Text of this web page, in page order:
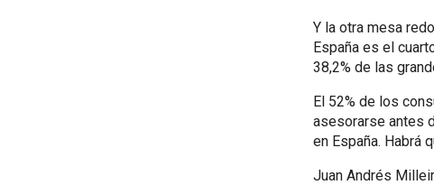
Y la otra mesa
España es el
38,2% de las
El 52% de los
asesorarse antes
en España. Habrá
Juan Andrés